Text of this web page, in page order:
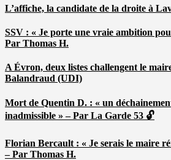
L’affiche, la candidate de la droite à
SSV : « Je porte une vraie ambition
Par Thomas H.
A Évron, deux listes challengent le
Balandraud (UDI)
Mort de Quentin D. : « un
inadmissible » – Par La Garde 53 🔓
Florian Bercault : « Je serais le maire
– Par Thomas H.